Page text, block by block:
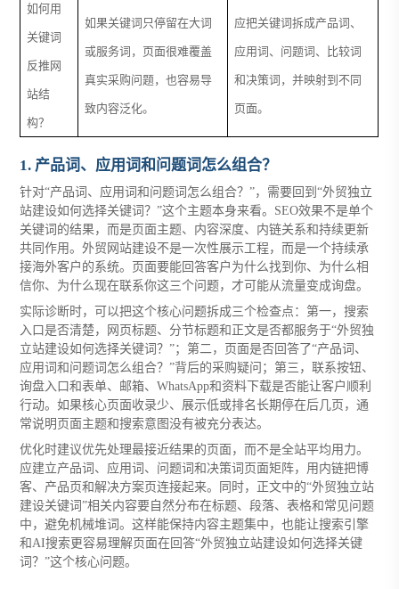
如何用
关键词
反推网
站结
构？
如果关键词只停留在大词
或服务词，页面很难覆盖
真实采购问题，也容易导
致内容泛化。
应把关键词拆成产品词、
应用词、问题词、比较词
和决策词，并映射到不同
页面。
1. 产品词、应用词和问题词怎么组合？
针对“产品词、应用词和问题词怎么组合？”，需要回到“外贸独立
站建设如何选择关键词？”这个主题本身来看。SEO效果不是单个
关键词的结果，而是页面主题、内容深度、内链关系和持续更新
共同作用。外贸网站建设不是一次性展示工程，而是一个持续承
接海外客户的系统。页面要能回答客户为什么找到你、为什么相
信你、为什么现在联系你这三个问题，才可能从流量变成询盘。
实际诊断时，可以把这个核心问题拆成三个检查点：第一，搜索
入口是否清楚，网页标题、分节标题和正文是否都服务于“外贸独
立站建设如何选择关键词？”；第二，页面是否回答了“产品词、
应用词和问题词怎么组合？”背后的采购疑问；第三，联系按钮、
询盘入口和表单、邮箱、WhatsApp和资料下载是否能让客户顺利
行动。如果核心页面收录少、展示低或排名长期停在后几页，通
常说明页面主题和搜索意图没有被充分表达。
优化时建议优先处理最接近结果的页面，而不是全站平均用力。
应建立产品词、应用词、问题词和决策词页面矩阵，用内链把博
客、产品页和解决方案页连接起来。同时，正文中的“外贸独立站
建设关键词”相关内容要自然分布在标题、段落、表格和常见问题
中，避免机械堆词。这样能保持内容主题集中，也能让搜索引擎
和AI搜索更容易理解页面在回答“外贸独立站建设如何选择关键
词？”这个核心问题。